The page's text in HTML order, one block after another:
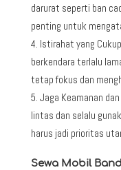
darurat seperti ban
penting untuk
Istirahat yang
berkendara terlalu
tetap fokus dan
Jaga Keamanan
lintas dan selalu
harus jadi prioritas
Sewa Mobil